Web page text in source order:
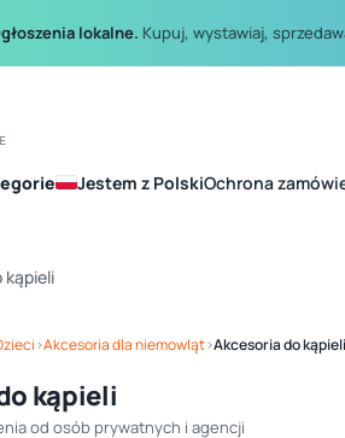
lokalne. Kupuj, wystawiaj,
Jestem z PolskiOchrona
›Akcesoria dla niemowląt›Akcesoria do kąpieli
kąpieli
od osób prywatnych i agencji